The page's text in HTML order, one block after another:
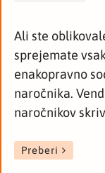
Ali ste
sprejemate
enakopravno
naročnika.
naročnikov
Preberi